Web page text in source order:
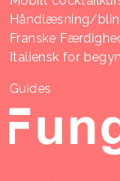
Håndlæsning/
Franske
Italiensk for
Guides